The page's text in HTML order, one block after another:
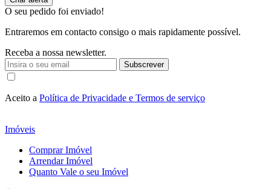
O seu pedido foi enviado!
Entraremos em contacto consigo o mais rapidamente possível.
Receba a nossa newsletter.
Subscrever
Aceito a Política de Privacidade e Termos de serviço
Imóveis
Comprar Imóvel
Arrendar Imóvel
Quanto Vale o seu Imóvel